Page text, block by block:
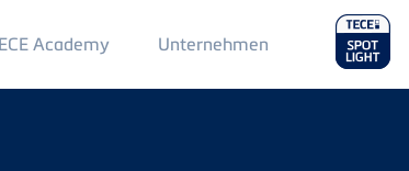
Academy Main
Menu
2
Unternehmen